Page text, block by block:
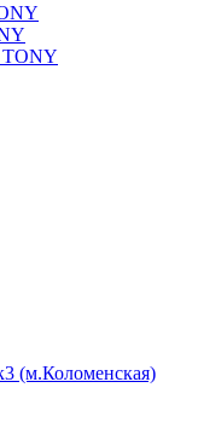
TONY
(м.Коломенская)